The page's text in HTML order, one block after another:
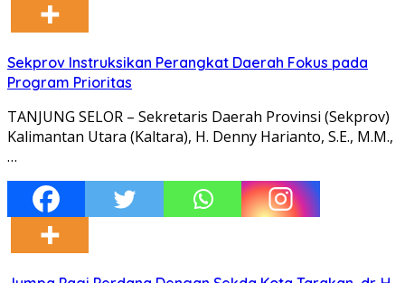
Sekprov Instruksikan Perangkat Daerah Fokus pada
Program Prioritas
TANJUNG SELOR – Sekretaris Daerah Provinsi (Sekprov)
Kalimantan Utara (Kaltara), H. Denny Harianto, S.E., M.M.,
…